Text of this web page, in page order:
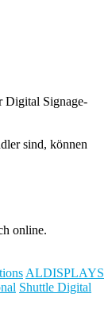
Digital Signage-
sind, können
online.
ALDISPLAYS
Shuttle Digital